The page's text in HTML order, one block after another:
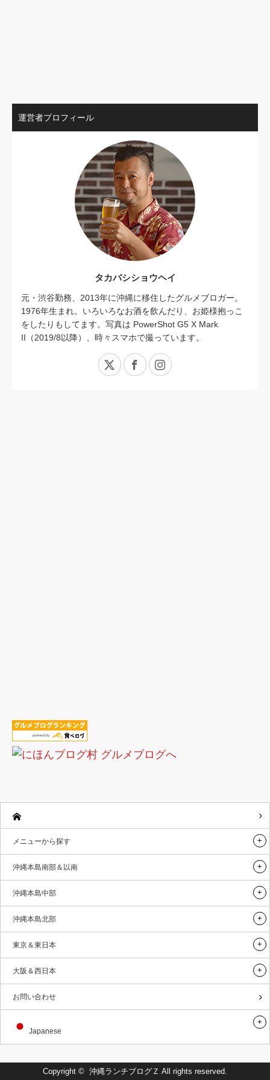
運営者プロフィール
タカバシショウヘイ
元・渋谷勤務、2013年に沖縄に移住したグルメブロガー。
1976年生まれ。いろいろなお酒を飲んだり、お姫様抱っこ
をしたりもしてます。写真は PowerShot G5 X Mark
II（2019/8以降）、時々スマホで撮っています。
X FacebookInstagram
メニューから探す
沖縄本島南部＆以南
沖縄本島中部
沖縄本島北部
東京＆東日本
大阪＆西日本
お問い合わせ
Japanese
Copyright © 沖縄ランチブログＺ All rights reserved.